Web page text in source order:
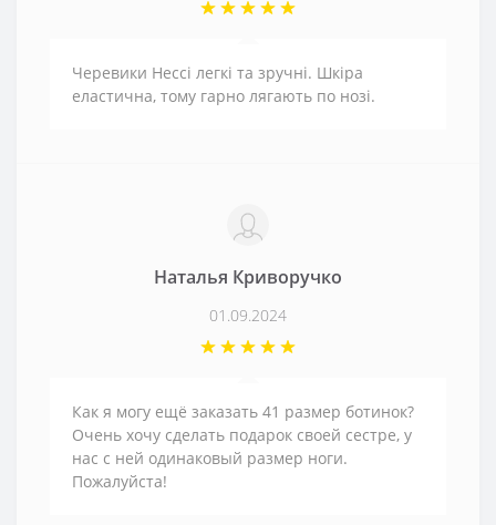
Черевики Нессі легкі та зручні. Шкіра
еластична, тому гарно лягають по нозі.
Наталья Криворучко
01.09.2024
Как я могу ещё заказать 41 размер ботинок?
Очень хочу сделать подарок своей сестре, у
нас с ней одинаковый размер ноги.
Пожалуйста!